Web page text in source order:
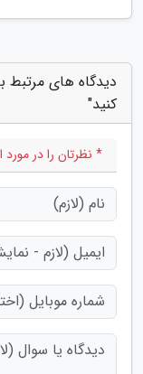
دیدگاه های مرتبط
کنید"
* نظرتان را در مورد